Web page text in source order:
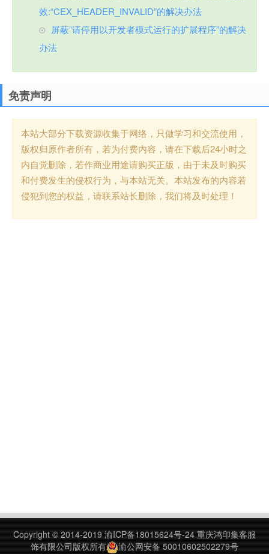
效:“CEX_HEADER_INVALID”的解决办法
屏蔽“请停用以开发者模式运行的扩展程序”的解决
办法
免责声明
本站大部分下载资源收集于网络，只做学习和交流使用，
版权归原作者所有，若为付费内容，请在下载后24小时之
内自觉删除，若作商业用途请购买正版，由于未及时购买
和付费发生的侵权行为，与本站无关。本站发布的内容若
侵犯到您的权益，请联系站长删除，我们将及时处理！
Copyright © 2014-2019 渝ICP备18015624号-24 重庆鸿印集客服
饰有限公司版权所有
渝公网安备 50010602502279号